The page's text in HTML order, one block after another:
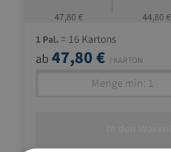
47,80 € 44,80 €
1 Pal. = 16 Kartons
ab 47,80 € / KARTON